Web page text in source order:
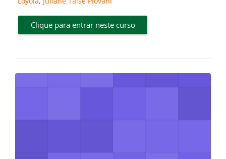
Clique para entrar neste curso